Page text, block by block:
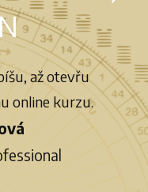
až otevřu
online kurzu.